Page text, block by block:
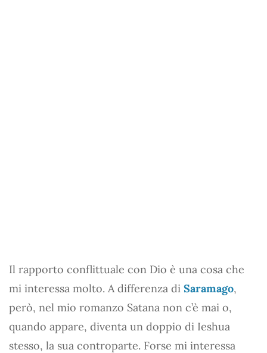
Il rapporto conflittuale con Dio è una cosa che
mi interessa molto. A differenza di Saramago,
però, nel mio romanzo Satana non c’è mai o,
quando appare, diventa un doppio di Ieshua
stesso, la sua controparte. Forse mi interessa